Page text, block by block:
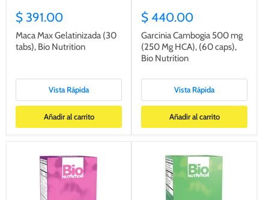
$ 391.00
Maca Max Gelatinizada (30
tabs), Bio Nutrition
Vista Rápida
Añadir al carrito
$ 440.00
Garcinia Cambogia 500 mg
(250 Mg HCA), (60 caps),
Bio Nutrition
Vista Rápida
Añadir al carrito